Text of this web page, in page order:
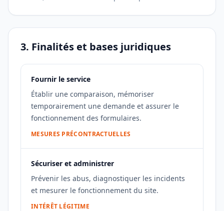
3. Finalités et bases juridiques
Fournir le service
Établir une comparaison, mémoriser
temporairement une demande et assurer le
fonctionnement des formulaires.
MESURES PRÉCONTRACTUELLES
Sécuriser et administrer
Prévenir les abus, diagnostiquer les incidents
et mesurer le fonctionnement du site.
INTÉRÊT LÉGITIME